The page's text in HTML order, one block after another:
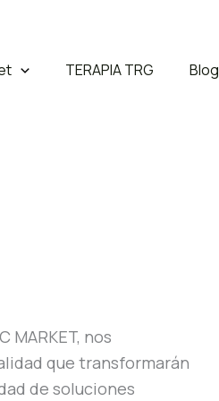
TERAPIA TRG Blog
MARKET, nos
que transformarán
de soluciones